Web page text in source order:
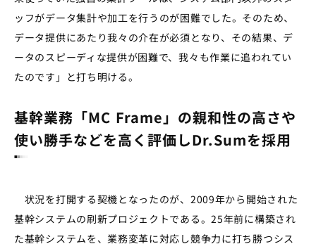
ッフがデータ集計や加工を行うのが困難でした。そのため、
データ提供にあたり我々の介在が必須となり、その結果、デ
ータのスピーディな提供が困難で、我々も作業に追われてい
たのです」と打ち明ける。
基幹業務「MC Frame」の親和性の高さや
使い勝手などを高く評価しDr.Sumを採用
状況を打開する契機となったのが、2009年から開始された
基幹システムの刷新プロジェクトである。25年前に構築され
た基幹システムを、業務変革に対応し競争力に打ち勝つシス